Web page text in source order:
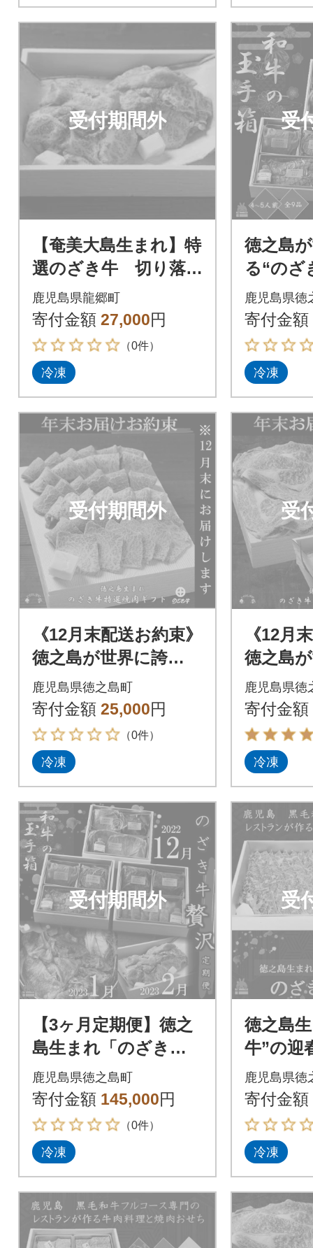
受付期間外
【奄美大島生まれ】特
選のざき牛 切り落
とし 約450g×2パック
鹿児島県龍郷町
寄付金額 27,000円
（0件）
冷凍
受
徳之島
る“のざ
玉手箱(
鹿児島県徳
寄付金額
冷凍
受付期間外
《12月末配送お約束》
徳之島が世界に誇
る“のざき牛”特選焼肉
ギフト
鹿児島県徳之島町
寄付金額 25,000円
（0件）
冷凍
受
《12月
徳之島
る“のざ
すき焼
鹿児島県徳
寄付金額
冷凍
受付期間外
【3ヶ月定期便】徳之
島生まれ「のざき
牛」贅沢スペシャル
定期便
鹿児島県徳之島町
寄付金額 145,000円
（0件）
冷凍
受
徳之島
牛”の迎
ち)赤身
(二段)
鹿児島県徳
寄付金額
冷凍